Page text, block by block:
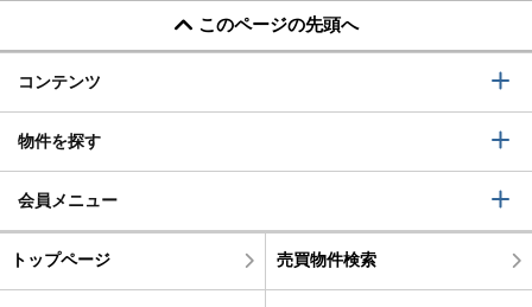
このページの先頭へ
コンテンツ
物件を探す
会員メニュー
トップページ 売買物件検索